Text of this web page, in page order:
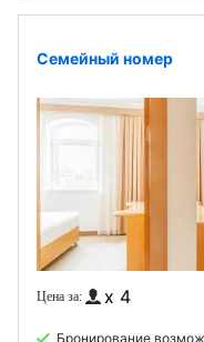
Семейный номер
x 4
Бронирование